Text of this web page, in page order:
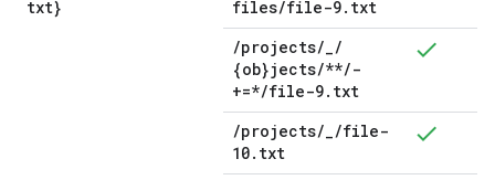
txt}
files/file-9. txt
/projects/_/
{ob}jects/**/-
+=*/file-9. txt
/projects/_/file-
10. txt